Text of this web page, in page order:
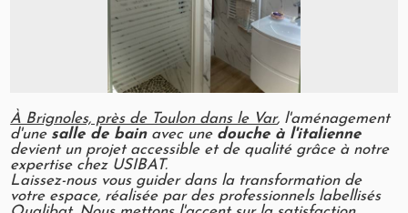
À Brignoles, près de Toulon dans le Var, l'aménagement
d'une salle de bainavec une douche à l'italienne
devient un projet accessible et de qualité grâce à notre
expertise chez USIBAT.
Laissez-nous vous guider dans la transformation de
votre espace, réalisée par des professionnels labellisés